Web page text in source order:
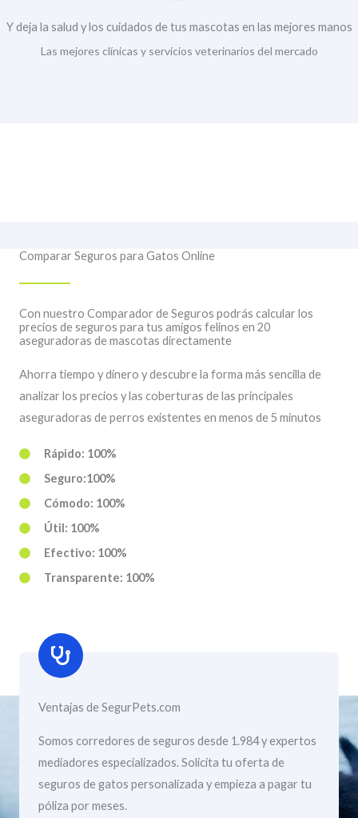
Y deja la salud y los cuidados de tus mascotas en las mejores manos
Las mejores clínicas y servicios veterinarios del mercado
Comparar Seguros para Gatos Online
Con nuestro Comparador de Seguros podrás calcular los
precios de seguros para tus amigos felinos en 20
aseguradoras de mascotas directamente
Ahorra tiempo y dinero y descubre la forma más sencilla de
analizar los precios y las coberturas de las principales
aseguradoras de perros existentes en menos de 5 minutos
Rápido: 100%
Seguro:100%
Cómodo: 100%
Útil: 100%
Efectivo: 100%
Transparente: 100%
Ventajas de SegurPets.com
Somos corredores de seguros desde 1.984 y expertos
mediadores especializados. Solicita tu oferta de
seguros de gatos personalizada y empieza a pagar tu
póliza por meses.